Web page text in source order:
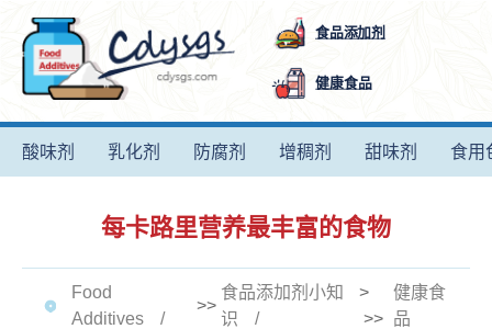
食品添加剂
健康食品
酸味剂 乳化剂 防腐剂 增稠剂 甜味剂 食用
每卡路里营养最丰富的食物
Food
Additives
>>
食品添加剂小知
识
>
>>
健康食
品